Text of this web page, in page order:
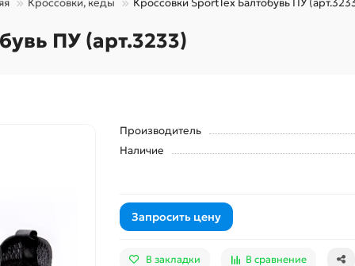
Кроссовки, кеды Кроссовки SportTex Балтобувь ПУ
ПУ (арт.3233)
Производитель
Наличие
Запросить цену
В закладки В сравнение